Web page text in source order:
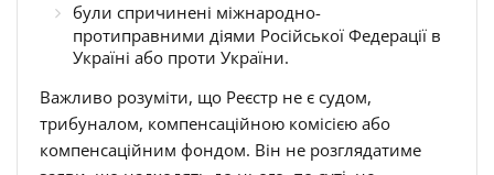
були спричинені міжнародно-
протиправними діями Російської Федерації в
Україні або проти України.
Важливо розуміти, що Реєстр не є судом,
трибуналом, компенсаційною комісією або
компенсаційним фондом. Він не розглядатиме